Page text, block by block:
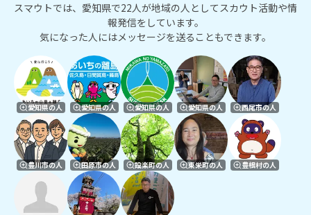
スマウトでは、愛知県で22人が地域の人としてスカウト活動や情
報発信をしています。
気になった人にはメッセージを送ることもできます。
愛知県の人 愛知県の人 愛知県の人 愛知県の人 西尾市の人
豊川市の人 田原市の人 設楽町の人 東栄町の人 豊根村の人